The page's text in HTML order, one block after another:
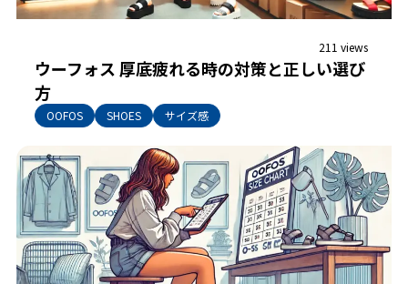
211 views
ウーフォス 厚底疲れる時の対策と正しい選び
方
OOFOS SHOES サイズ感